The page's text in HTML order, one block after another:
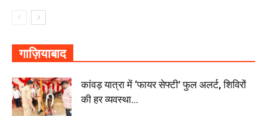
गाज़ियाबाद
कांवड़ यात्रा में ‘फायर सेफ्टी’ फुल अलर्ट, शिविरों
की हर व्यवस्था...